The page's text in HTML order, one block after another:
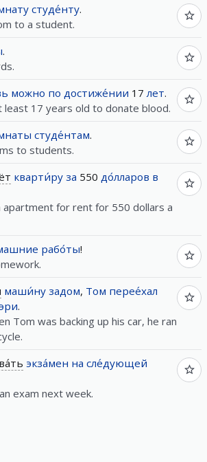
студе́нту.
to a student.
.
можно по достиже́нии 17 лет.
least 17 years old to donate blood.
студе́нтам.
to students.
кварти́ру за 550 до́лларов в
apartment for rent for 550 dollars a
рабо́ты!
маши́ну задом, Том перее́хал
.
Tom was backing up his car, he ran
экза́мен на сле́дующей
exam next week.